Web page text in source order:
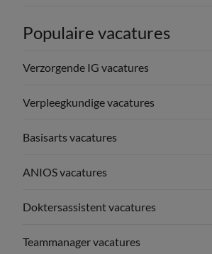
Populaire vacatures
Verzorgende IG vacatures
Verpleegkundige vacatures
Basisarts vacatures
ANIOS vacatures
Doktersassistent vacatures
Teammanager vacatures